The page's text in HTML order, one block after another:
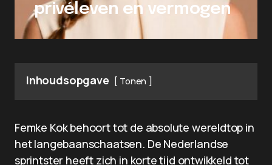
privéleven en vermogen
Inhoudsopgave Tonen
Femke Kok behoort tot de absolute wereldtop in
het langebaanschaatsen. De Nederlandse
sprintster heeft zich in korte tijd ontwikkeld tot